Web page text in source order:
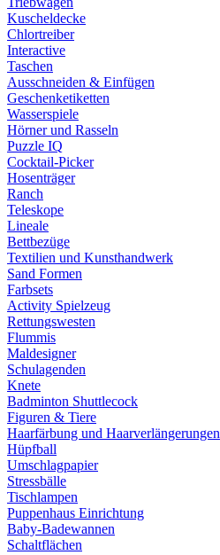
Kuscheldecke
Chlortreiber
Interactive
Taschen
Ausschneiden & Einfügen
Geschenketiketten
Wasserspiele
Hörner und Rasseln
Puzzle IQ
Cocktail-Picker
Hosenträger
Ranch
Teleskope
Lineale
Bettbezüge
Textilien und Kunsthandwerk
Sand Formen
Farbsets
Activity Spielzeug
Rettungswesten
Flummis
Maldesigner
Schulagenden
Knete
Badminton Shuttlecock
Figuren & Tiere
Haarfärbung und Haarverlängerungen
Hüpfball
Umschlagpapier
Stressbälle
Tischlampen
Puppenhaus Einrichtung
Baby-Badewannen
Schaltflächen